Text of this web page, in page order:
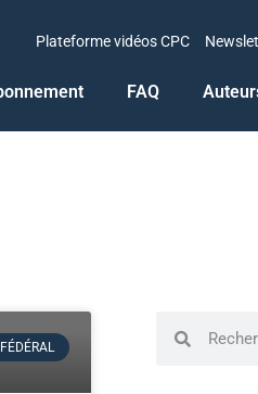
Plateforme vidéos CPC
FAQ